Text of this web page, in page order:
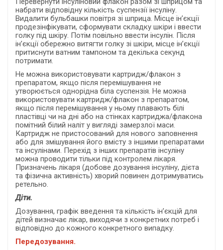
набрати відповідну кількість суспензії інсуліну.
Видалити бульбашки повітря зі шприца. Місце ін’єкції
продезінфікувати, сформувати складку шкіри і ввести
голку під шкіру. Потім повільно ввести інсулін. Після
ін’єкції обережно витягти голку зі шкіри, місце ін’єкції
притиснути ватним тампоном та декілька секунд
потримати.
Не можна використовувати картридж/флакон з
препаратом, якщо після перемішування не
утворюється однорідна біла суспензія. Не можна
використовувати картридж/флакон з препаратом,
якщо після перемішування у ньому плавають білі
пластівці чи на дні або на стінках картриджа/флакона
помітний білий наліт у вигляді замерзлої маси.
Картридж не пристосований для нового заповнення
або для змішування його вмісту з іншими препаратами
та інсулінами. Перехід з інших препаратів інсуліну
можна проводити тільки під контролем лікаря.
Призначень лікаря (добове дозування інсуліну, дієта
та фізична активність) хворий повинен дотримуватись
ретельно.
Діти.
Дозування, графік введення та кількість ін’єкцій для
дітей визначає лікар, виходячи з конкретних потреб і
відповідно до кожного конкретного випадку.
Передозування.